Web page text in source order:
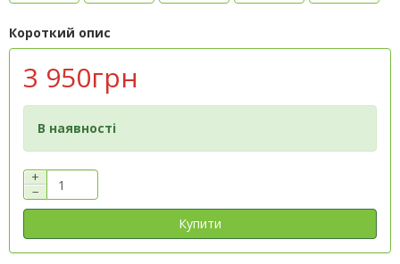
Короткий опис
3 950грн
В наявності
+
−
Купити